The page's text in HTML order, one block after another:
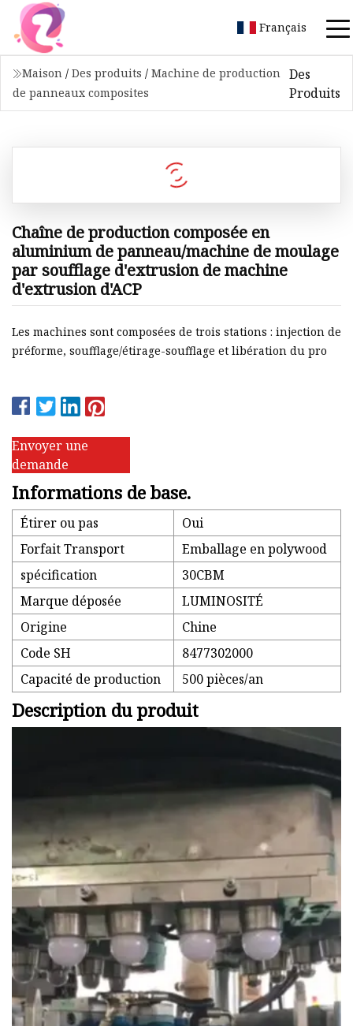
Français
Maison / Des produits / Machine de production
de panneaux composites
Des
Produits
Chaîne de production composée en
aluminium de panneau/machine de moulage
par soufflage d'extrusion de machine
d'extrusion d'ACP
Les machines sont composées de trois stations : injection de
préforme, soufflage/étirage-soufflage et libération du pro
Envoyer une
demande
Informations de base.
Étirer ou pas
Oui
Forfait Transport
Emballage en polywood
spécification
30CBM
Marque déposée
LUMINOSITÉ
Origine
Chine
Code SH
8477302000
Capacité de production
500 pièces/an
Description du produit